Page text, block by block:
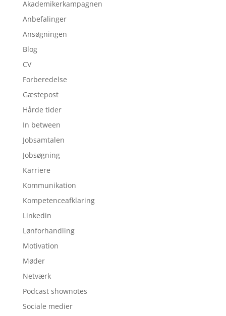
Akademikerkampagnen
Anbefalinger
Ansøgningen
Blog
CV
Forberedelse
Gæstepost
Hårde tider
In between
Jobsamtalen
Jobsøgning
Karriere
Kommunikation
Kompetenceafklaring
Linkedin
Lønforhandling
Motivation
Møder
Netværk
Podcast shownotes
Sociale medier